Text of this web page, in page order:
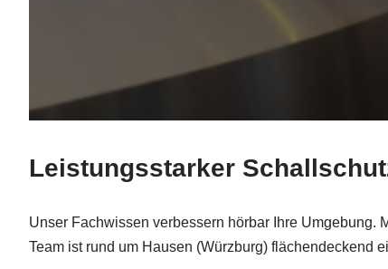
Leistungsstarker
Unser Fachwissen verbessern hörbar Ihre Umgebung.
Team ist rund um Hausen (Würzburg) flächendeckend